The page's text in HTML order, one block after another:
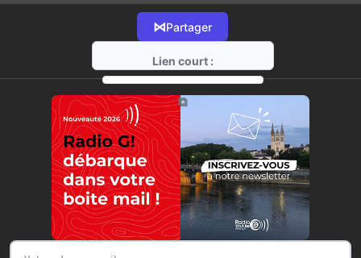
⋈Partager
Lien court :
https://radio-g.fr?15346
⧉